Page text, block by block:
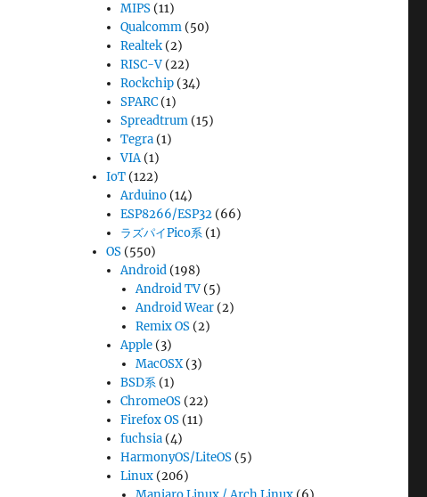
MIPS (11)
Qualcomm (50)
Realtek (2)
RISC-V (22)
Rockchip (34)
SPARC (1)
Spreadtrum (15)
Tegra (1)
VIA(1)
IoT (122)
Arduino (14)
ESP8266/ESP32 (66)
ラズパイPico系 (1)
OS (550)
Android (198)
Android TV(5)
Android Wear(2)
Remix OS(2)
Apple (3)
MacOSX(3)
BSD系 (1)
ChromeOS (22)
Firefox OS (11)
fuchsia (4)
HarmonyOS/LiteOS (5)
Linux (206)